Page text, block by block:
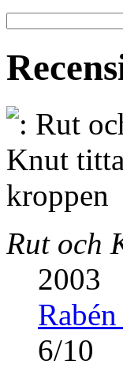
Rut och
2003
6/10